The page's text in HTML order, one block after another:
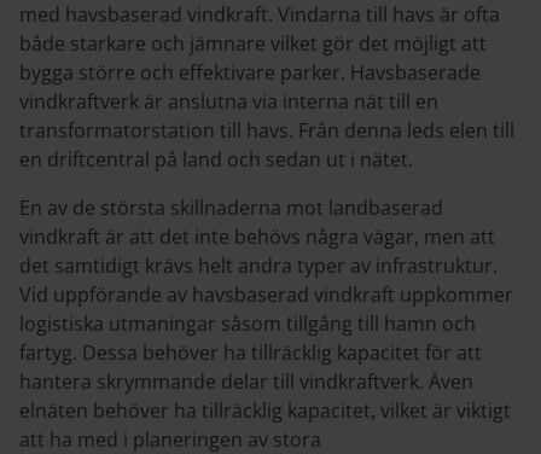
med havsbaserad vindkraft. Vindarna till havs är ofta
både starkare och jämnare vilket gör det möjligt att
bygga större och effektivare parker. Havsbaserade
vindkraftverk är anslutna via interna nät till en
transformatorstation till havs. Från denna leds elen till
en driftcentral på land och sedan ut i nätet.
En av de största skillnaderna mot landbaserad
vindkraft är att det inte behövs några vägar, men att
det samtidigt krävs helt andra typer av infrastruktur.
Vid uppförande av havsbaserad vindkraft uppkommer
logistiska utmaningar såsom tillgång till hamn och
fartyg. Dessa behöver ha tillräcklig kapacitet för att
hantera skrymmande delar till vindkraftverk. Även
elnäten behöver ha tillräcklig kapacitet, vilket är viktigt
att ha med i planeringen av stora